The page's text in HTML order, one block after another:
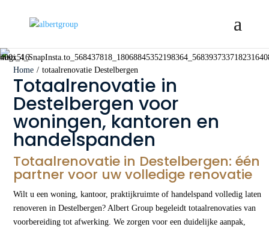
Home / totaalrenovatie Destelbergen
Totaalrenovatie in
Destelbergen voor
woningen, kantoren en
handelspanden
Totaalrenovatie in Destelbergen: één
partner voor uw volledige renovatie
Wilt u een woning, kantoor, praktijkruimte of handelspand volledig laten
renoveren in Destelbergen? Albert Group begeleidt totaalrenovaties van
voorbereiding tot afwerking. We zorgen voor een duidelijke aanpak,